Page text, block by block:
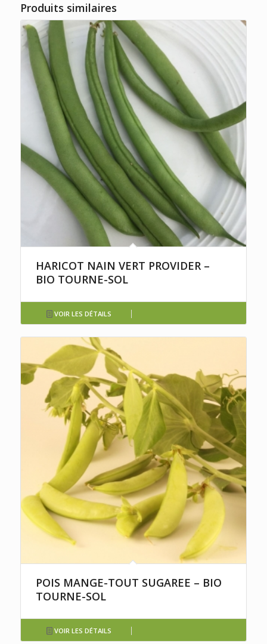
Produits similaires
HARICOT NAIN VERT PROVIDER –
BIO TOURNE-SOL
VOIR LES DÉTAILS
POIS MANGE-TOUT SUGAREE – BIO
TOURNE-SOL
VOIR LES DÉTAILS